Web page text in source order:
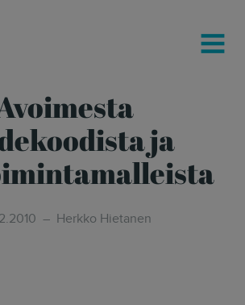
MENU
ja
Herkko Hietanen